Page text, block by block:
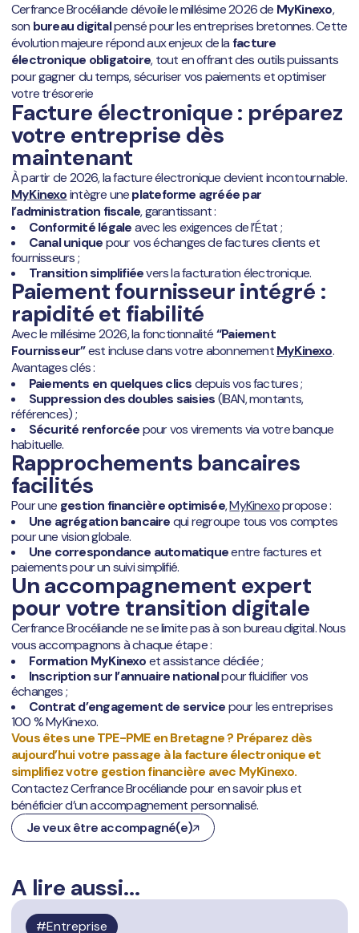
Cerfrance Brocéliande dévoile le millésime 2026 de MyKinexo,
son bureau digitalpensé pour les entreprises bretonnes. Cette
évolution majeure répond aux enjeux de la facture
électronique obligatoire, tout en offrant des outils puissants
pour gagner du temps, sécuriser vos paiements et optimiser
votre trésorerie
Facture électronique : préparez
votre entreprise dès
maintenant
À partir de 2026, la facture électronique devient incontournable.
MyKinexointègre uneplateforme agréée par
l’administration fiscale, garantissant :
Conformité légaleavec les exigences de l’État ;
Canal uniquepour vos échanges de factures clients et
fournisseurs ;
Transition simplifiéevers la facturation électronique.
Paiement fournisseur intégré :
rapidité et fiabilité
Avec le millésime 2026, la fonctionnalité“Paiement
Fournisseur”est incluse dans votre abonnementMyKinexo.
Avantages clés :
Paiements en quelques clicsdepuis vos factures ;
Suppression des doubles saisies(IBAN, montants,
références) ;
Sécurité renforcéepour vos virements via votre banque
habituelle.
Rapprochements bancaires
facilités
Pour une gestion financière optimisée,MyKinexopropose :
Une agrégation bancairequi regroupe tous vos comptes
pour une vision globale.
Une correspondance automatiqueentre factures et
paiements pour un suivi simplifié.
Un accompagnement expert
pour votre transition digitale
Cerfrance Brocéliande ne se limite pas à son bureau digital. Nous
vous accompagnons à chaque étape :
Formation MyKinexoet assistance dédiée ;
Inscription sur l’annuaire nationalpour fluidifier vos
échanges ;
Contrat d’engagement de servicepour les entreprises
100 % MyKinexo.
Vous êtes une TPE-PME en Bretagne ? Préparez dès
aujourd’hui votre passage à la facture électronique et
simplifiez votre gestion financière avec MyKinexo.
Contactez Cerfrance Brocéliande pour en savoir plus et
bénéficier d’un accompagnement personnalisé.
Je veux être accompagné(e)
A lire aussi...
Entreprise